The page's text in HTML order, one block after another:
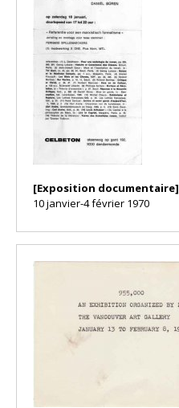
[Exposition documentaire]
10 janvier-4 février 1970